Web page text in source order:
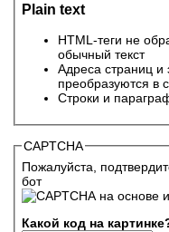
Plain text
HTML-теги не
обычный текст
Адреса страниц и
преобразуются в
Строки и
CAPTCHA
Пожалуйста,
бот
Какой код на